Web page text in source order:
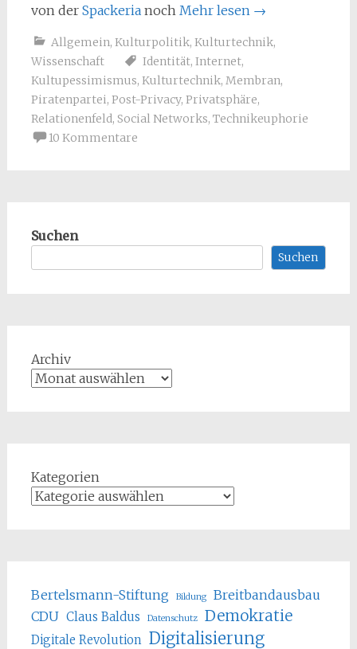
von der Spackerianoch Mehr lesen →
Allgemein, Kulturpolitik, Kulturtechnik,
Wissenschaft
Identität, Internet,
Kultupessimismus, Kulturtechnik, Membran,
Piratenpartei, Post-Privacy, Privatsphäre,
Relationenfeld, Social Networks, Technikeuphorie
10 Kommentare
Suchen
Suchen
Archiv
Kategorien
Bertelsmann-Stiftung Bildung
Breitbandausbau
CDU Claus Baldus Datenschutz Demokratie
Digitale Revolution Digitalisierung